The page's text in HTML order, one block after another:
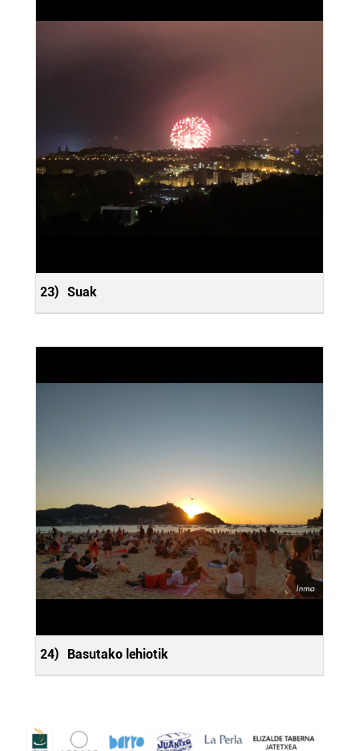
23) Suak
24) Basutako lehiotik